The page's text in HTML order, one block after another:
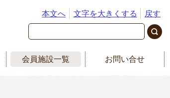
本文へ 文字を大きくする 戻す
会員施設一覧 お問い合せ